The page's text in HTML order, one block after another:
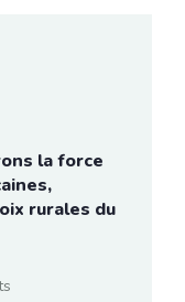
la force
rurales du